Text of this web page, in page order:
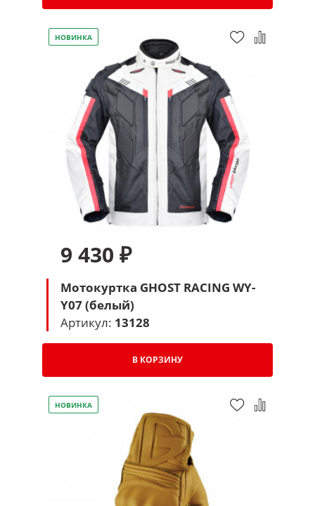
НОВИНКА
9 430 ₽
Мотокуртка GHOST RACING WY-
Y07 (белый)
Артикул: 13128
В КОРЗИНУ
НОВИНКА